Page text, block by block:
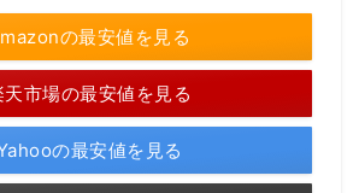
の最安値を見る
天市場の最安値を見る
の最安値を見る